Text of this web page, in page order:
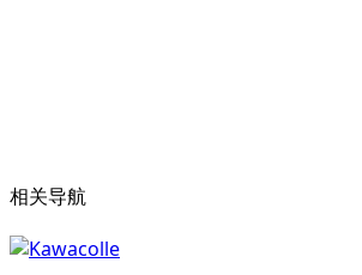
相关导航